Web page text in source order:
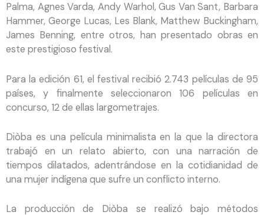
Palma, Agnes Varda, Andy Warhol, Gus Van Sant, Barbara
Hammer, George Lucas, Les Blank, Matthew Buckingham,
James Benning, entre otros, han presentado obras en
este prestigioso festival.
Para la edición 61, el festival recibió 2.743 películas de 95
países, y finalmente seleccionaron 106 películas en
concurso, 12 de ellas largometrajes.
Diòba es una película minimalista en la que la directora
trabajó en un relato abierto, con una narración de
tiempos dilatados, adentrándose en la cotidianidad de
una mujer indígena que sufre un conflicto interno.
La producción de Diòba se realizó bajo métodos